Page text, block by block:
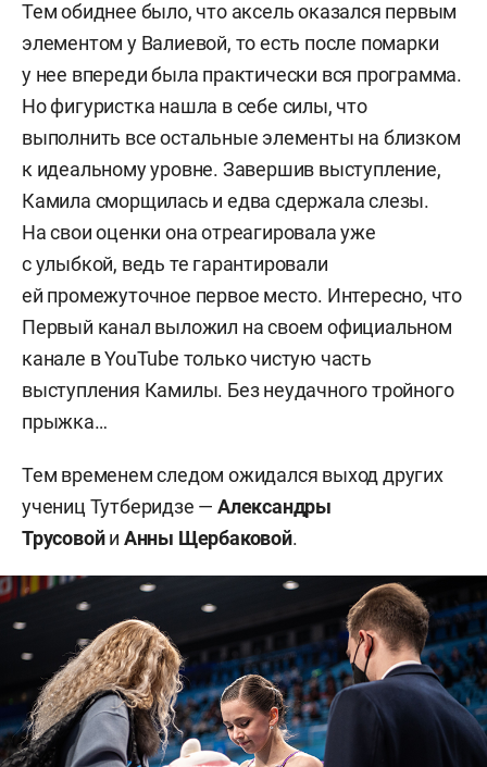
Тем обиднее было, что аксель оказался первым
элементом у Валиевой, то есть после помарки
у нее впереди была практически вся программа.
Но фигуристка нашла в себе силы, что
выполнить все остальные элементы на близком
к идеальному уровне. Завершив выступление,
Камила сморщилась и едва сдержала слезы.
На свои оценки она отреагировала уже
с улыбкой, ведь те гарантировали
ей промежуточное первое место. Интересно, что
Первый канал выложил на своем официальном
канале в YouTube только чистую часть
выступления Камилы. Без неудачного тройного
прыжка…
Тем временем следом ожидался выход других
учениц Тутберидзе —Александры
Трусовойи Анны Щербаковой.